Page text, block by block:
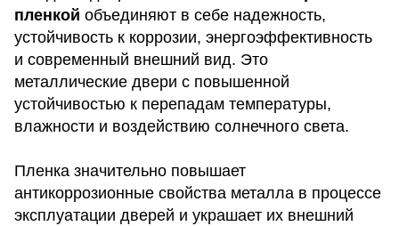
пленкой объединяют в себе надежность,
устойчивость к коррозии, энергоэффективность
и современный внешний вид. Это
металлические двери с повышенной
устойчивостью к перепадам температуры,
влажности и воздействию солнечного света.
Пленка значительно повышает
антикоррозионные свойства металла в процессе
эксплуатации дверей и украшает их внешний